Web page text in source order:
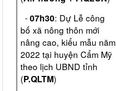
-07h30: Dự Lễ công
bố xã nông thôn mới
nâng cao, kiểu mẫu năm
2022 tại huyện Cẩm Mỹ
theo lịch UBND tỉnh
(P.QLTM)